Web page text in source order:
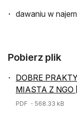
dawaniu w
Pobierz plik
DOBRE
MIASTA Z NGO
PDF ・568.33 kB